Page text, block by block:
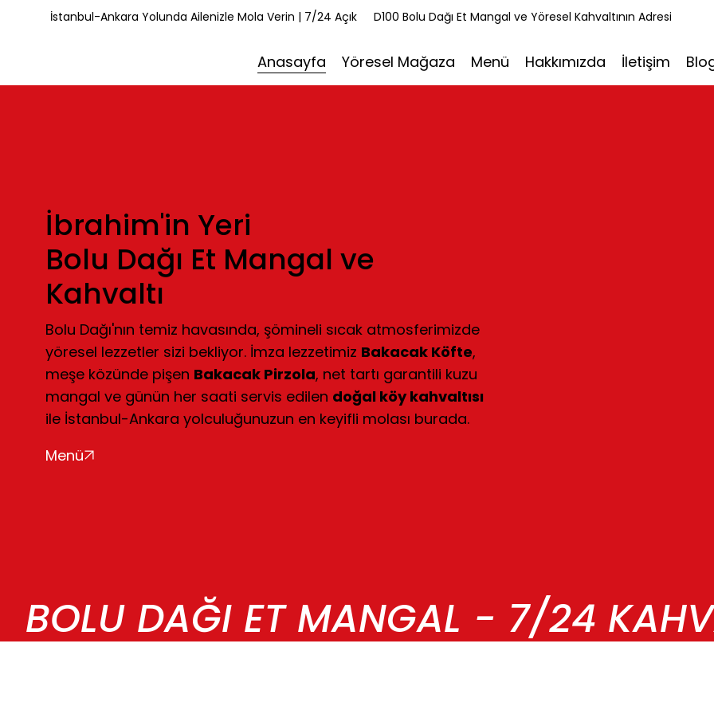
İstanbul-Ankara Yolunda Ailenizle Mola Verin | 7/24 Açık D100 Bolu Dağı Et Mangal ve Yöresel Kahvaltının Adresi
Anasayfa Yöresel Mağaza Menü Hakkımızda İletişim
İbrahim'in Yeri
Bolu Dağı Et Mangal ve
Kahvaltı
Bolu Dağı'nın temiz havasında, şömineli sıcak atmosferimizde
yöresel lezzetler sizi bekliyor. İmza lezzetimiz Bakacak Köfte,
meşe közünde pişen Bakacak Pirzola, net tartı garantili kuzu
mangal ve günün her saati servis edilen doğal köy kahvaltısı
ile İstanbul-Ankara yolculuğunuzun en keyifli molası burada.
BOLU DAĞI ET MANGAL - 7/24